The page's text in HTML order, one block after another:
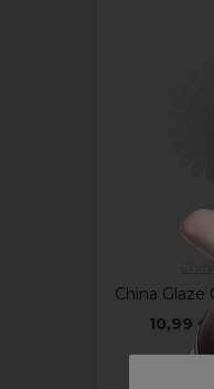
China Glaze
10,99 €